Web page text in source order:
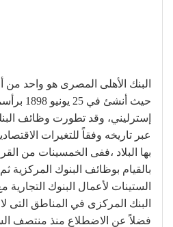
البنك الأهلى المصرى هو واحد من
حيث أنشئ
إسترليني، وقد تطورت وظائف
عبر تاريخه وفقاً للتغيرات
بها البلاد ،ففى الخمسينات من
بالقيام بوظائف البنوك المركزية
الستينات لأعمال البنوك
البنك المركزى في المناطق التى
فضلاً عن الاضطلاع منذ منتصف